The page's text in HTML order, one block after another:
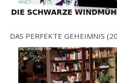
DAS PERFEKTE GEHEIMNIS